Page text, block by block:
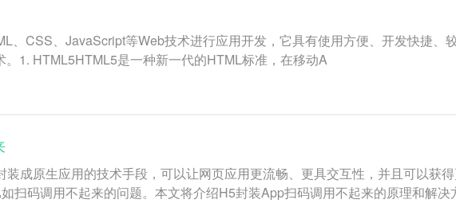
、CSS、JavaScript等Web技术进行应用开发，它具有使用方便、开发快捷、
1. HTML5HTML5是一种新一代的HTML标准，在移动A
成原生应用的技术手段，可以让网页应用更流畅、更具交互性，并且可以获
扫码调用不起来的问题。本文将介绍H5封装App扫码调用不起来的原理和解决